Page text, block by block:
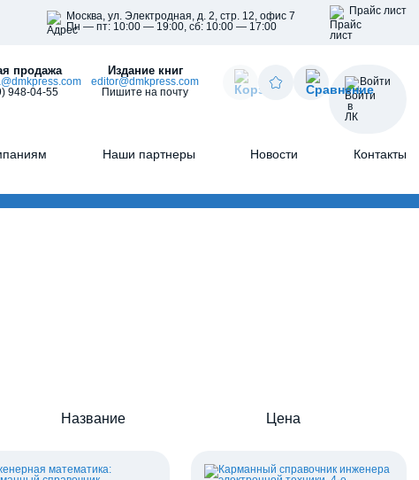
Москва, ул. Электродная, д. 2, стр. 12, офис 7
Пн — пт: 10:00 — 19:00, сб: 10:00 — 17:00
Прайс лист
продажа
948-04-55
Издание книг
editor@dmkpress.com
Пишите на почту
Войти
Наши партнеры Новости Контакты
Название Цена